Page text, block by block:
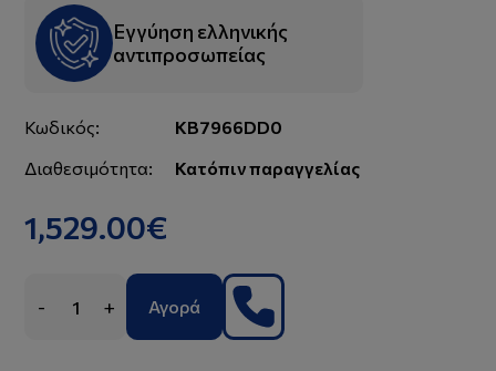
Εγγύηση ελληνικής
αντιπροσωπείας
Κωδικός:
KB7966DD0
Διαθεσιμότητα:
Κατόπιν παραγγελίας
1,529.00€
- + Αγορά